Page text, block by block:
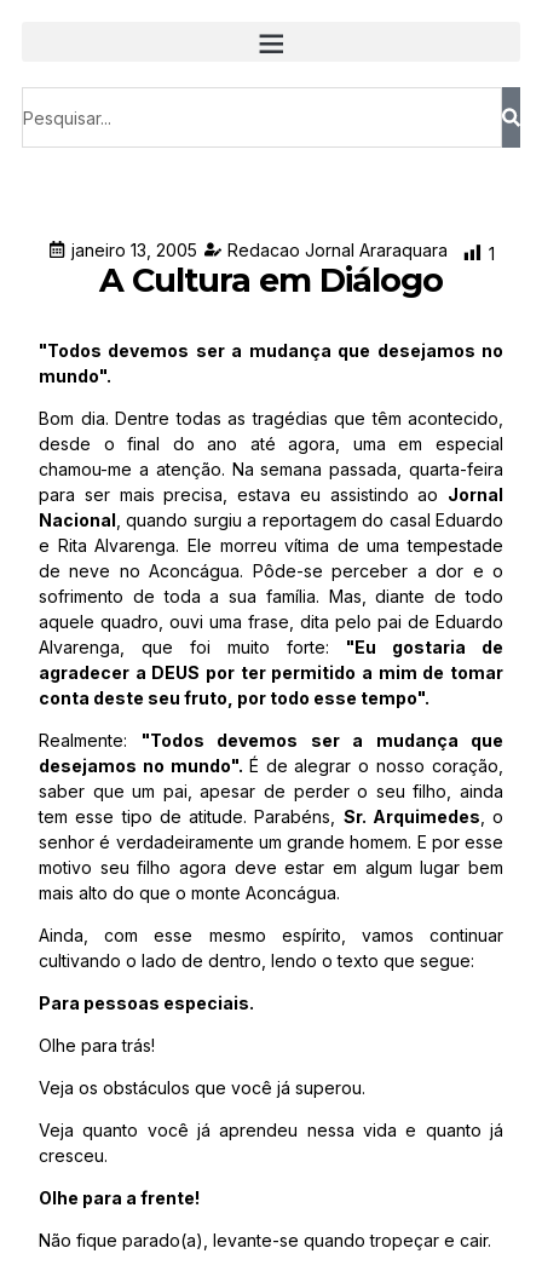
janeiro 13, 2005 Redacao Jornal Araraquara 1
A Cultura em Diálogo
"Todos devemos ser a mudança que desejamos no
mundo".
Bom dia. Dentre todas as tragédias que têm acontecido,
desde o final do ano até agora, uma em especial
chamou-me a atenção. Na semana passada, quarta-feira
para ser mais precisa, estava eu assistindo ao Jornal
Nacional , quando surgiu a reportagem do casal Eduardo
e Rita Alvarenga. Ele morreu vítima de uma tempestade
de neve no Aconcágua. Pôde-se perceber a dor e o
sofrimento de toda a sua família. Mas, diante de todo
aquele quadro, ouvi uma frase, dita pelo pai de Eduardo
Alvarenga, que foi muito forte: "Eu gostaria de
agradecer a DEUS por ter permitido a mim de tomar
conta deste seu fruto, por todo esse tempo".
Realmente: "Todos devemos ser a mudança que
desejamos no mundo". É de alegrar o nosso coração,
saber que um pai, apesar de perder o seu filho, ainda
tem esse tipo de atitude. Parabéns, Sr. Arquimedes , o
senhor é verdadeiramente um grande homem. E por esse
motivo seu filho agora deve estar em algum lugar bem
mais alto do que o monte Aconcágua.
Ainda, com esse mesmo espírito, vamos continuar
cultivando o lado de dentro, lendo o texto que segue:
Para pessoas especiais.
Olhe para trás!
Veja os obstáculos que você já superou.
Veja quanto você já aprendeu nessa vida e quanto já
cresceu.
Olhe para a frente!
Não fique parado(a), levante-se quando tropeçar e cair.